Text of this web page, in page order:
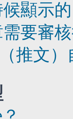
顯示
要審
推文